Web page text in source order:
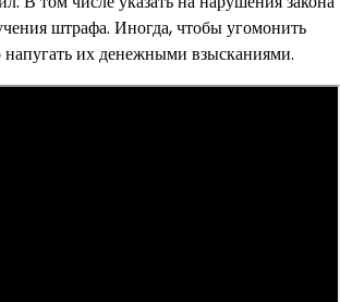
штрафа. Иногда, чтобы угомонить
напугать их денежными взысканиями.